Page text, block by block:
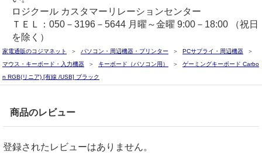
ロジクール カスタマーリレーションセンター
ＴＥＬ：050－3196－5644 月曜～金曜 9:00－18:00 （祝日
を除く）
家電通販のコジマネット パソコン・周辺機器・プリンター
PCサプライ・周辺機器
マウス・キーボード・入力機器
キーボード（パソコン用）
ゲーミングキーボード Carbo
n RGB(リニア) [有線 /USB] ブラック
商品のレビュー
登録されたレビューはありません。